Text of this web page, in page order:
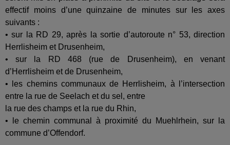
effectif moins d’une quinzaine de minutes sur les axes
suivants :
• sur la RD 29, après la sortie d’autoroute n° 53, direction
Herrlisheim et Drusenheim,
• sur la RD 468 (rue de Drusenheim), en venant
d’Herrlisheim et de Drusenheim,
• les chemins communaux de Herrlisheim, à l’intersection
entre la rue de Seelach et du sel, entre
la rue des champs et la rue du Rhin,
• le chemin communal à proximité du Muehlrhein, sur la
commune d’Offendorf.